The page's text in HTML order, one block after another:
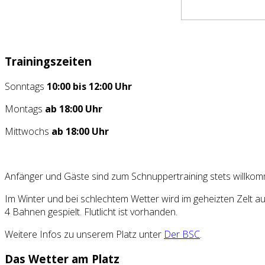
Trainingszeiten
Sonntags 10:00 bis 12:00 Uhr
Montags ab 18:00 Uhr
Mittwochs ab 18:00 Uhr
Anfänger und Gäste sind zum Schnuppertraining stets
Im Winter und bei schlechtem Wetter wird im geheizten Zelt
4 Bahnen gespielt. Flutlicht ist vorhanden.
Weitere Infos zu unserem Platz unter Der BSC.
Das Wetter am Platz